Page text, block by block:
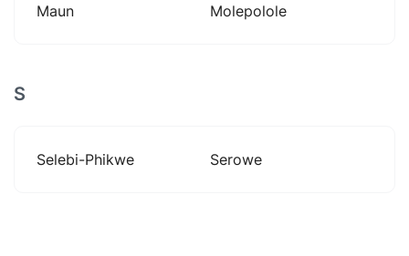
Maun Molepolole
S
Selebi-Phikwe Serowe